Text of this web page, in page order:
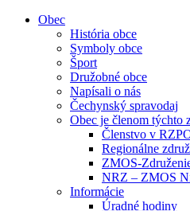
Obec
História obce
Symboly obce
Šport
Družobné obce
Napísali o nás
Čechynský spravodaj
Obec je členom týchto
Členstvo v
Regionálne
ZMOS-
NRZ – ZMOS
Informácie
Úradné hodiny